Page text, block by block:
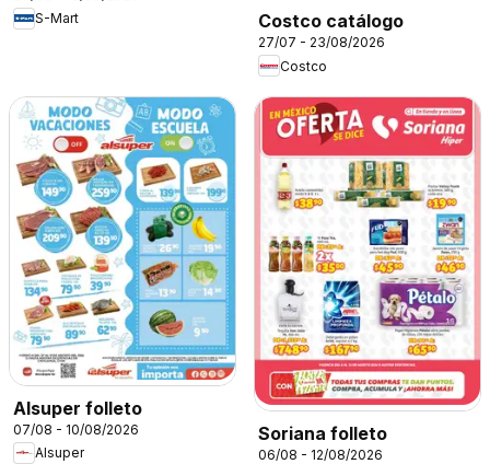
S-Mart
Costco catálogo
27/07 - 23/08/2026
Costco
Alsuper folleto
07/08 - 10/08/2026
Alsuper
Soriana folleto
06/08 - 12/08/2026